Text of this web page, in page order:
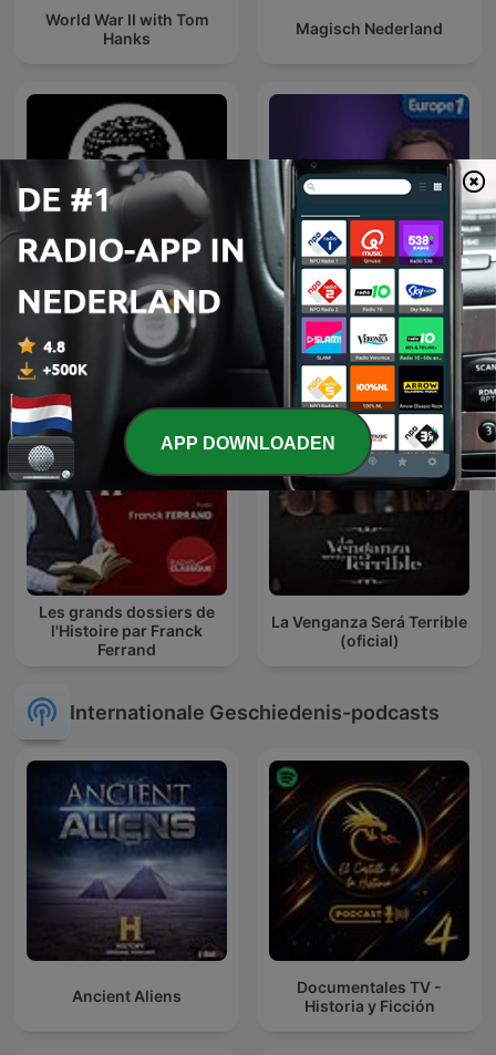
World War II with Tom
Hanks
Magisch Nederland
The Dutch Historian
Geschiedenis Podcast
Les récits de Stéphane
Bern
Les grands dossiers de
l'Histoire par Franck
Ferrand
La Venganza Será Terrible
(oficial)
Internationale Geschiedenis-podcasts
Ancient Aliens
Documentales TV -
Historia y Ficción
APP DOWNLOADEN